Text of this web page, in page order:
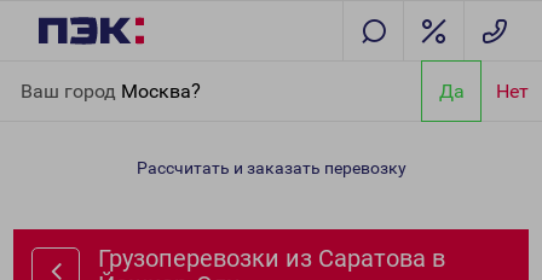
Ваш город Москва? Да Нет
Йошкар-Олу
Рассчитать и заказать перевозку
Грузоперевозки из Саратова в